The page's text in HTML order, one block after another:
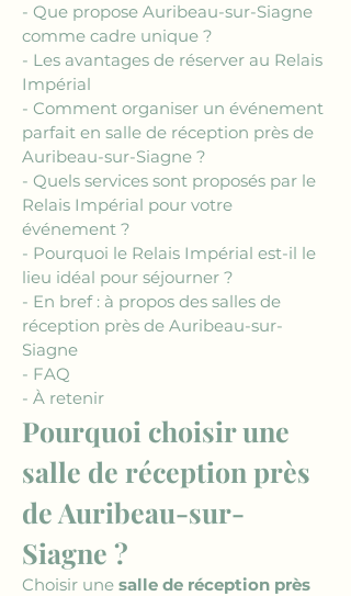
- Que propose Auribeau-sur-Siagne
comme cadre unique ?
- Les avantages de réserver au Relais
Impérial
- Comment organiser un événement
parfait en salle de réception près de
Auribeau-sur-Siagne ?
- Quels services sont proposés par le
Relais Impérial pour votre
événement ?
- Pourquoi le Relais Impérial est-il le
lieu idéal pour séjourner ?
- En bref : à propos des salles de
réception près de Auribeau-sur-
Siagne
- FAQ
- À retenir
Pourquoi choisir une
salle de réception près
de Auribeau-sur-
Siagne ?
Choisir une salle de réception près